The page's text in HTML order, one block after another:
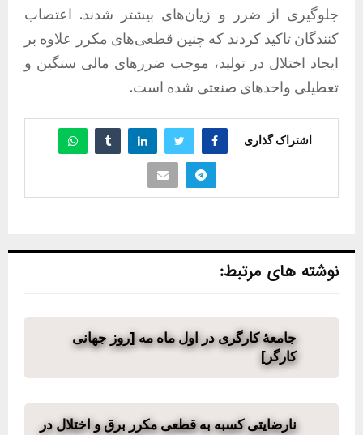
جلوگیری از ضرر و زیان‌های بیشتر شدند. اعتصاب
کنندگان تاکید کردند که چنین قطعی‌های مکرر علاوه بر
ایجاد اختلال در تولید، موجب ضررهای مالی سنگین و
تعطیلی واحدهای صنعتی شده است.
اشتراک گذاری
نوشته های مرتبط:
جامعهٔ کارگری در اول ماه مه [روز جهانی
کارگر]
نارضایتی کسبه به قطعی مکرر برق و اختلال در